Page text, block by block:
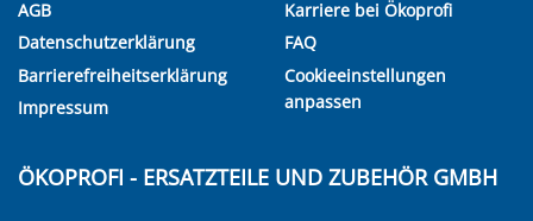
AGB
Datenschutzerklärung
Barrierefreiheitserklärung
Impressum
Karriere bei Ökoprofi
FAQ
Cookieeinstellungen
anpassen
ÖKOPROFI - ERSATZTEILE UND ZUBEHÖR GMBH